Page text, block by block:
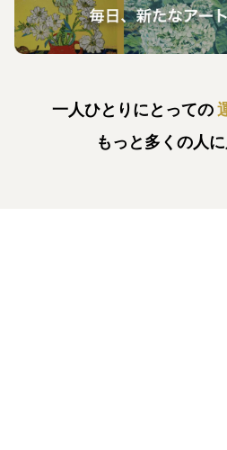
一人ひとりにとっての
もっと多くの人に